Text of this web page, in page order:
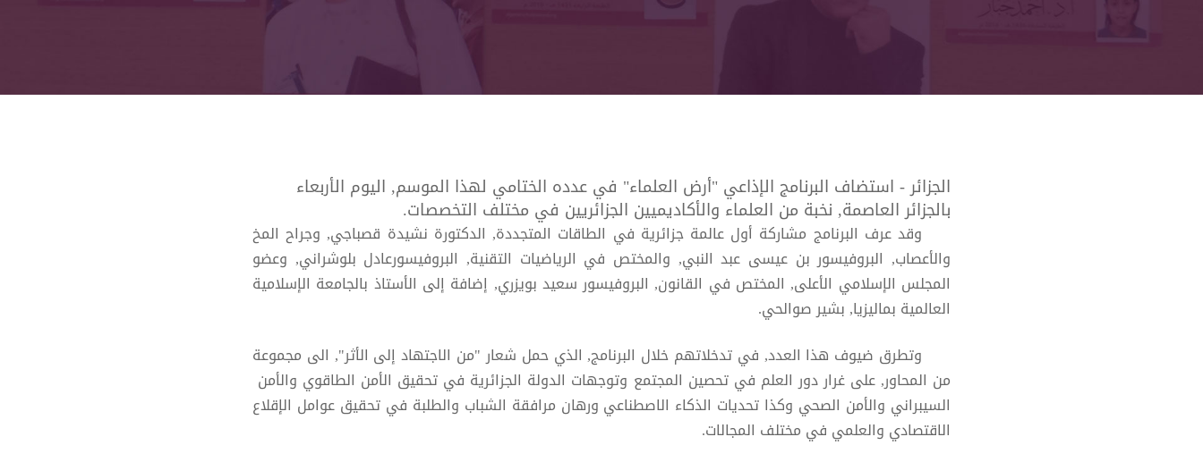
الجزائر - استضاف البرنامج الإذاعي "أرض العلماء" في عدده الختامي لهذا الموسم, اليوم الأربعاء
بالجزائر العاصمة, نخبة من العلماء والأكاديميين الجزائريين في مختلف التخصصات.
وقد عرف البرنامج مشاركة أول عالمة جزائرية في الطاقات المتجددة, الدكتورة نشيدة قصباجي, وجراح المخ
والأعصاب, البروفيسور بن عيسى عبد النبي, والمختص في الرياضيات التقنية, البروفيسورعادل بلوشراني, وعضو
المجلس الإسلامي الأعلى, المختص في القانون, البروفيسور سعيد بويزري, إضافة إلى الأستاذ بالجامعة الإسلامية
العالمية بماليزيا, بشير صوالحي.
وتطرق ضيوف هذا العدد, في تدخلاتهم خلال البرنامج, الذي حمل شعار "من الاجتهاد إلى الأثر", الى مجموعة
من المحاور, على غرار دور العلم في تحصين المجتمع وتوجهات الدولة الجزائرية في تحقيق الأمن الطاقوي والأمن
السيبراني والأمن الصحي وكذا تحديات الذكاء الاصطناعي ورهان مرافقة الشباب والطلبة في تحقيق عوامل الإقلاع
الاقتصادي والعلمي في مختلف المجالات.